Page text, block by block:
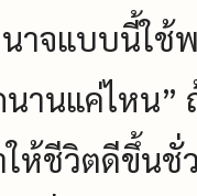
าจแบบนี้ใช้
นานแค่ไหน
ห้ชีวิตดีขึ้น